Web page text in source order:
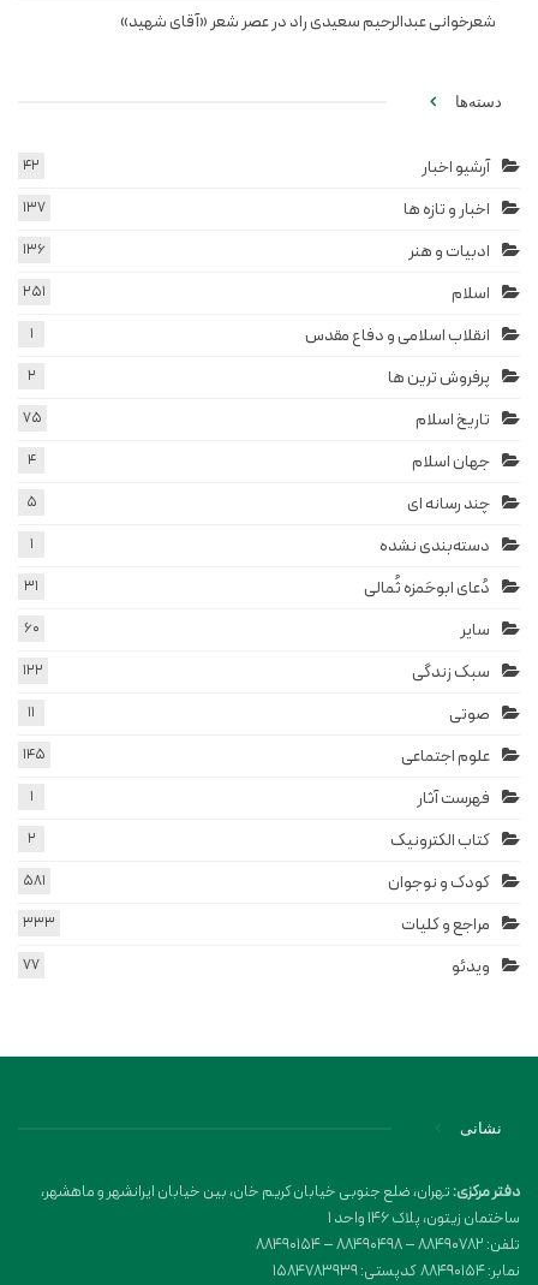
شعرخوانی عبدالرحیم سعیدی راد در عصر شعر «آقای شهید»
دسته‌ها
آرشیو اخبار 42
اخبار و تازه ها 137
ادبیات و هنر 136
اسلام 251
انقلاب اسلامی و دفاع مقدس 1
پرفروش ترین ها 2
تاریخ اسلام 75
جهان اسلام 4
چند رسانه ای 5
دسته‌بندی نشده 1
دُعای ابوحَمزه ثُمالی 31
سایر 60
سبک زندگی 122
صوتی 11
علوم اجتماعی 145
فهرست آثار 1
کتاب الکترونیک 2
کودک و نوجوان 581
مراجع و کلیات 333
ویدئو 77
نشانی
دفتر مرکزی:تهران، ضلع جنوبی خیابان کریم خان، بین خیابان ایرانشهر و ماهشهر،
ساختمان زیتون، پلاک 146 واحد 1
تلفن: 88490782 – 88490498 – 88490154
نمابر: 88490154 کدپستی: 1584783939